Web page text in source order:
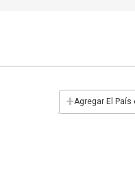
+Agregar El País